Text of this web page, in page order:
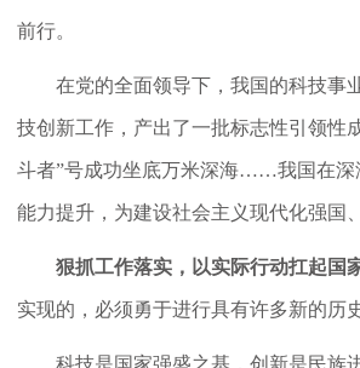
前行。
在党的全面领导下，我国的科技事
技创新工作，产出了一批标志性引领性
斗者”号成功坐底万米深海……我国在深
能力提升，为建设社会主义现代化强国
狠抓工作落实，以实际行动扛起国
实现的，必须勇于进行具有许多新的历
科技是国家强盛之基，创新是民族